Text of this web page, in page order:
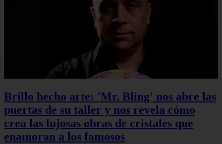
Brillo hecho arte: 'Mr. Bling' nos abre las
puertas de su taller y nos revela cómo
crea las lujosas obras de cristales que
enamoran a los famosos